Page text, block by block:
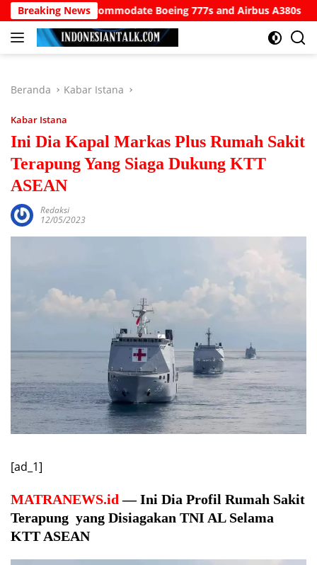
Langsung
ke
konten
Breaking NewsBoeing 777s and Airbus A380s
Beranda Kabar Istana
Kabar Istana
Ini Dia Kapal Markas Plus Rumah Sakit
Terapung Yang Siaga Dukung KTT
ASEAN
Redaksi
12/05/2023
[ad_1]
MATRANEWS.id — Ini Dia Profil Rumah Sakit
Terapung yang Disiagakan TNI AL Selama
KTT ASEAN